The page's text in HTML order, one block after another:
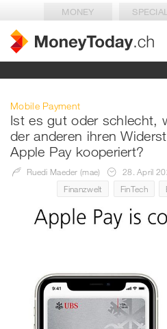
MONEY
Mobile Payment
Ist es gut oder schlecht,
der anderen ihren
Apple Pay kooperiert?
Ruedi Maeder (mae)
28. April
Finanzwelt
FinTech